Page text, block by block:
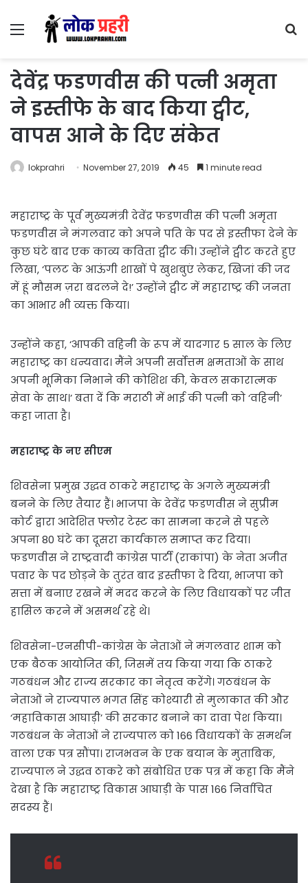
Menu
देवेंद्र फडणवीस की पत्नी अमृता
ने इस्तीफे के बाद किया ट्वीट,
वापस आने के दिए संकेत
lokprahri November 27, 2019 45 1 minute read
महाराष्ट्र के पूर्व मुख्यमंत्री देवेंद्र फडणवीस की पत्नी अमृता
फडणवीस ने मंगलवार को अपने पति के पद से इस्तीफा देने के
कुछ घंटे बाद एक काव्य कविता ट्वीट की। उन्होंने ट्वीट करते हुए
लिखा, ‘पलट के आऊंगी शाखों पे खुशबुएं लेकर, खिजां की जद
में हूं मौसम ज़रा बदलने दे!’ उन्होंने ट्वीट में महाराष्ट्र की जनता
का आभार भी व्यक्त किया।
उन्होंने कहा, ‘आपकी वहिनी के रूप में यादगार 5 साल के लिए
महाराष्ट्र का धन्यवाद। मैंने अपनी सर्वोत्तम क्षमताओं के साथ
अपनी भूमिका निभाने की कोशिश की, केवल सकारात्मक
सेवा के साथ।’ बता दें कि मराठी में भाई की पत्नी को ‘वहिनी’
कहा जाता है।
महाराष्ट्र के नए सीएम
शिवसेना प्रमुख उद्धव ठाकरे महाराष्ट्र के अगले मुख्यमंत्री
बनने के लिए तैयार हैं। भाजपा के देवेंद्र फडणवीस ने सुप्रीम
कोर्ट द्वारा आदेशित फ्लोर टेस्ट का सामना करने से पहले
अपना 80 घंटे का दूसरा कार्यकाल समाप्त कर दिया।
फडणवीस ने राष्ट्रवादी कांग्रेस पार्टी (राकांपा) के नेता अजीत
पवार के पद छोड़ने के तुरंत बाद इस्तीफा दे दिया, भाजपा को
सत्ता में बनाए रखने में मदद करने के लिए विधायकों पर जीत
हासिल करने में असमर्थ रहे थे।
शिवसेना-एनसीपी-कांग्रेस के नेताओं ने मंगलवार शाम को
एक बैठक आयोजित की, जिसमें तय किया गया कि ठाकरे
गठबंधन और राज्य सरकार का नेतृत्व करेंगे। गठबंधन के
नेताओं ने राज्यपाल भगत सिंह कोश्यारी से मुलाकात की और
‘महाविकास आघाड़ी’ की सरकार बनाने का दावा पेश किया।
गठबंधन के नेताओं ने राज्यपाल को 166 विधायकों के समर्थन
वाला एक पत्र सौंपा। राजभवन के एक बयान के मुताबिक,
राज्यपाल ने उद्धव ठाकरे को संबोधित एक पत्र में कहा कि मैंने
देखा है कि महाराष्ट्र विकास आघाड़ी के पास 166 निर्वाचित
सदस्य हैं।